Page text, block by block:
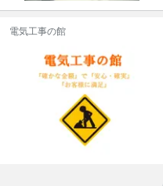
電気工事の館